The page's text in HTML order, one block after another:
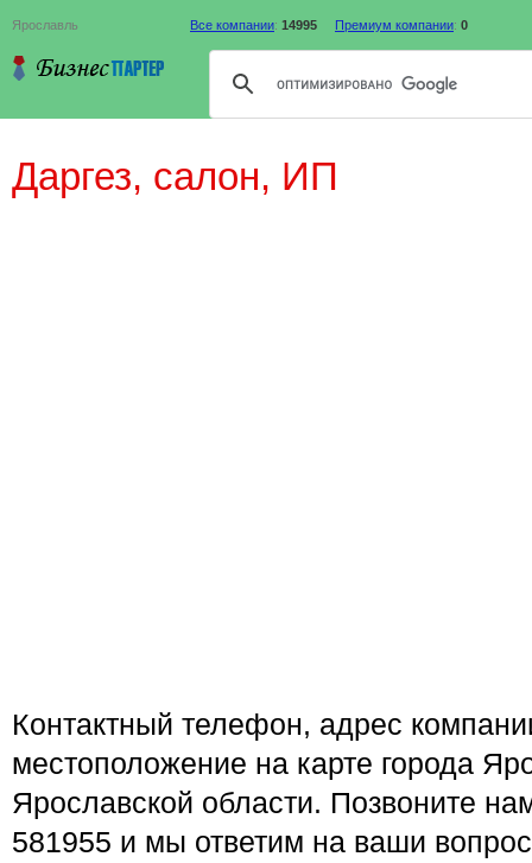
Ярославль Все компании: 14995 Премиум компании: 0
Даргез, салон, ИП
Контактный телефон, адрес
местоположение на карте города
Ярославской области. Позвоните
581955 и мы ответим на ваши